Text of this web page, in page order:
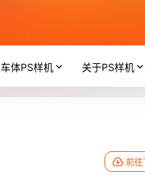
车体PS样机 关于PS样机
前往